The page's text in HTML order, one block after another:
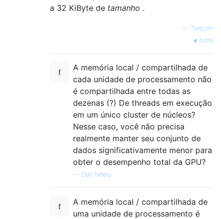
a 32 KiByte de tamanho .
— Torbjörn
fonte
A memória local / compartilhada de
cada unidade de processamento não
é compartilhada entre todas as
dezenas (?) De threads em execução
em um único cluster de núcleos?
Nesse caso, você não precisa
realmente manter seu conjunto de
dados significativamente menor para
obter o desempenho total da GPU?
— Dan Neely
A memória local / compartilhada de
uma unidade de processamento é